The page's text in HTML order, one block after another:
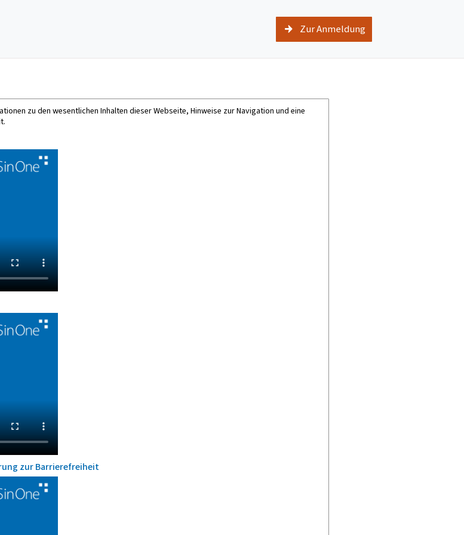
Zur Anmeldung
zu den wesentlichen Inhalten dieser Webseite, Hinweise zur Navigation und eine
zur Barrierefreiheit